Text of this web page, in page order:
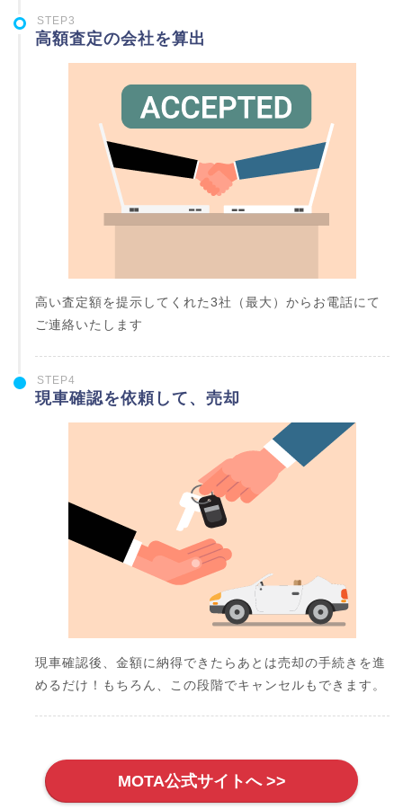
STEP3
高額査定の会社を算出
高い査定額を提示してくれた3社（最大）からお電話にて
ご連絡いたします
STEP4
現車確認を依頼して、売却
現車確認後、金額に納得できたらあとは売却の手続きを進
めるだけ！もちろん、この段階でキャンセルもできます。
MOTA公式サイトへ >>